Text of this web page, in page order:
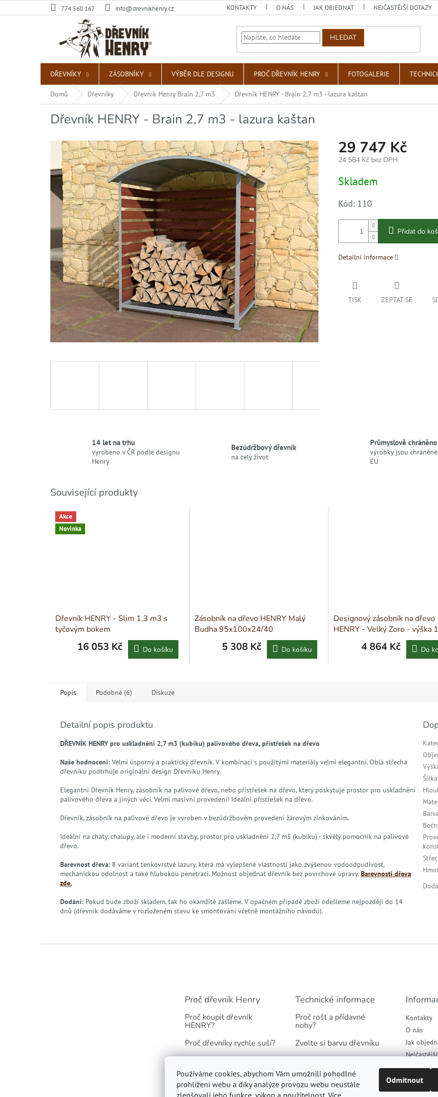
Používáme cookies, abychom Vám umožnili pohodlné
prohlížení webu a díky analýze provozu webu neustále
zlepšovali jeho funkce, výkon a použitelnost. Více
Odmítnout
na
774 560 167 info@drevnikhenry.cz KONTAKTY O NÁS JAK OBJEDNAT NEJČASTĚJŠÍ DOTAZY
HLEDAT
DŘEVNÍKY ZÁSOBNÍKY VÝBĚR DLE DESIGNU PROČ DŘEVNÍK HENRY FOTOGALERIE
Domů Dřevníky Dřevník Henry Brain 2,7 m3 Dřevník HENRY - Brain 2,7 m3 - lazura kaštan
Dřevník HENRY - Brain 2,7 m3 - lazura kaštan
29 747 Kč
24 584 Kč bez DPH
cena:
Skladem
Kód: 110
Přidat do
Detailní informace
TISK ZEPTAT SE
14 let na trhu
vyrobeno v ČR podle designu
Henry
Bezúdržbový dřevník
na celý život
Průmyslově chráněno
výrobky jsou
EU
Související produkty
Akce
Novinka
Dřevník HENRY - Slim 1,3 m3 s
tyčovým bokem
16 053 Kč Do košíku
Zásobník na dřevo HENRY Malý
Budha 95x100x24/40
5 308 Kč Do košíku
Designový zásobník na dřevo
HENRY - Velký Zoro - výška
4 864 Kč Do
Popis Podobné (6) Diskuze
Detailní popis produktu
DŘEVNÍK HENRY pro uskladnění 2,7 m3 (kubíku) palivového dřeva, přístřešek na dřevo
Naše hodnocení: Velmi úsporný a praktický dřevník. V kombinaci s použitými materiály velmi elegantní. Oblá střecha
dřevníku podtrhuje originální design Dřevníku Henry.
Elegantní Dřevník Henry, zásobník na palivové dřevo, nebo přístřešek na dřevo, který poskytuje prostor pro uskladnění
palivového dřeva a jiných věcí. Velmi masivní provedení! Ideální přístřešek na dřevo.
Dřevník, zásobník na palivové dřevo je vyroben v bezúdržbovém provedení žárovým zinkováním.
Ideální na chaty, chalupy, ale i moderní stavby, prostor pro uskladnění 2,7 m3 (kubíku) - skvělý pomocník na palivové
dřevo.
Barevnost dřeva: 8 variant tenkovrstvé lazury, která má vylepšené vlastnosti jako zvýšenou vodoodpudivost,
mechanickou odolnost a také hlubokou penetraci. Možnost objednat dřevník bez povrchové úpravy.Barevnosti dřeva
zde.
Dodání: Pokud bude zboží skladem, tak ho okamžitě zašleme. V opačném případě zboží odešleme nejpozději do 14
dnů (dřevník dodáváme v rozloženém stavu ke smontování včetně montážního návodu).
Šířka
Proč dřevník Henry
Proč koupit dřevník
HENRY?
Proč dřevníky rychle suší?
Dřevník s tradicí
Technické informace
Proč rošt a přídavné
nohy?
Zvolte si barvu dřevníku
Proč suché dřevo
Kontakty
O nás
Jak
Obchodní
Podmínky